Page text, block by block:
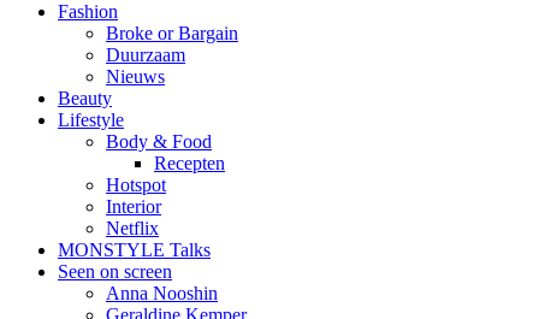
Fashion
Broke or Bargain
Duurzaam
Nieuws
Beauty
Lifestyle
Body & Food
Recepten
Hotspot
Interior
Netflix
MONSTYLE Talks
Seen on screen
Anna Nooshin
Geraldine Kemper